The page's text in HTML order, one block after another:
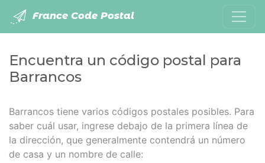
France Code Postal
Encuentra un código postal para
Barrancos
Barrancos tiene varios códigos postales posibles. Para
saber cuál usar, ingrese debajo de la primera línea de
la dirección, que generalmente contendrá un número
de casa y un nombre de calle: